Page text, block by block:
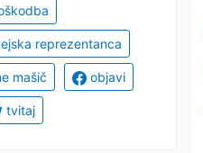
reprezentanca
mašič objavi
tvitaj